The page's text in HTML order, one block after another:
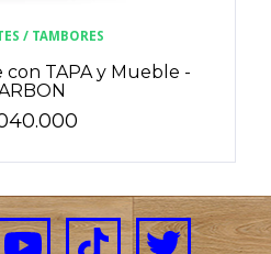
/ TAMBORES
TAPA y Mueble -